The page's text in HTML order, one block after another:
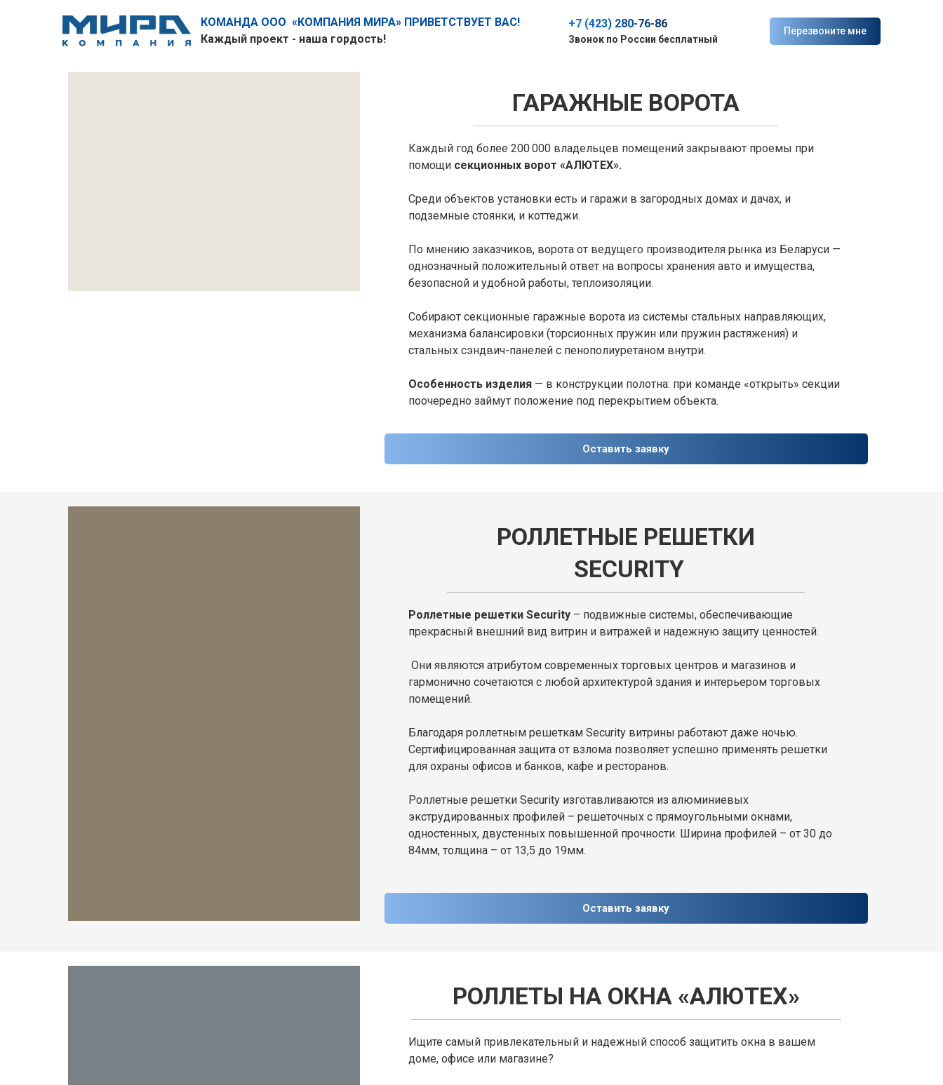
КОМАНДА ООО «КОМПАНИЯ МИРА» ПРИВЕТСТВУЕТ ВАС!
Каждый проект - наша гордость!
+7 (423) 280-76-86
Звонок по России бесплатный
Перезвоните мне
ГАРАЖНЫЕ ВОРОТА
Каждый год более 200 000 владельцев помещений закрывают проемы при
помощи секционных ворот «АЛЮТЕХ».
Среди объектов установки есть и гаражи в загородных домах и дачах, и
подземные стоянки, и коттеджи.
По мнению заказчиков, ворота от ведущего производителя рынка из Беларуси —
однозначный положительный ответ на вопросы хранения авто и имущества,
безопасной и удобной работы, теплоизоляции.
Собирают секционные гаражные ворота из системы стальных направляющих,
механизма балансировки (торсионных пружин или пружин растяжения) и
стальных сэндвич-панелей с пенополиуретаном внутри.
Особенность изделия — в конструкции полотна: при команде «открыть» секции
поочередно займут положение под перекрытием объекта.
Оставить заявку
РОЛЛЕТНЫЕ РЕШЕТКИ
SECURITY
Роллетные решетки Security – подвижные системы, обеспечивающие
прекрасный внешний вид витрин и витражей и надежную защиту ценностей.
Они являются атрибутом современных торговых центров и магазинов и
гармонично сочетаются с любой архитектурой здания и интерьером торговых
помещений.
Благодаря роллетным решеткам Security витрины работают даже ночью.
Сертифицированная защита от взлома позволяет успешно применять решетки
для охраны офисов и банков, кафе и ресторанов.
Роллетные решетки Security изготавливаются из алюминиевых
экструдированных профилей – решеточных с прямоугольными окнами,
одностенных, двустенных повышенной прочности. Ширина профилей – от 30 до
84мм, толщина – от 13,5 до 19мм.
Оставить заявку
РОЛЛЕТЫ НА ОКНА «АЛЮТЕХ»
Ищите самый привлекательный и надежный способ защитить окна в вашем
доме, офисе или магазине?